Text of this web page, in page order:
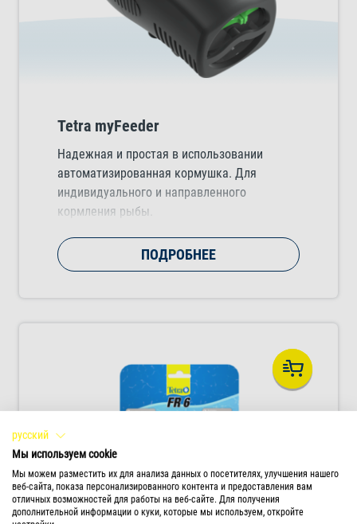
Tetra myFeeder
Надежная и простая в использовании
автоматизированная кормушка. Для
индивидуального и направленного
кормления рыбы.
ПОДРОБНЕЕ
русский
Мы используем cookie
Мы можем разместить их для анализа данных о посетителях, улучшения нашего
веб-сайта, показа персонализированного контента и предоставления вам
отличных возможностей для работы на веб-сайте. Для получения
дополнительной информации о куки, которые мы используем, откройте